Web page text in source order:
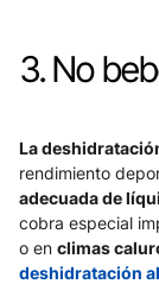
3. No
La
rendimiento
adecuada de
cobra especial
o en climas
deshidratación